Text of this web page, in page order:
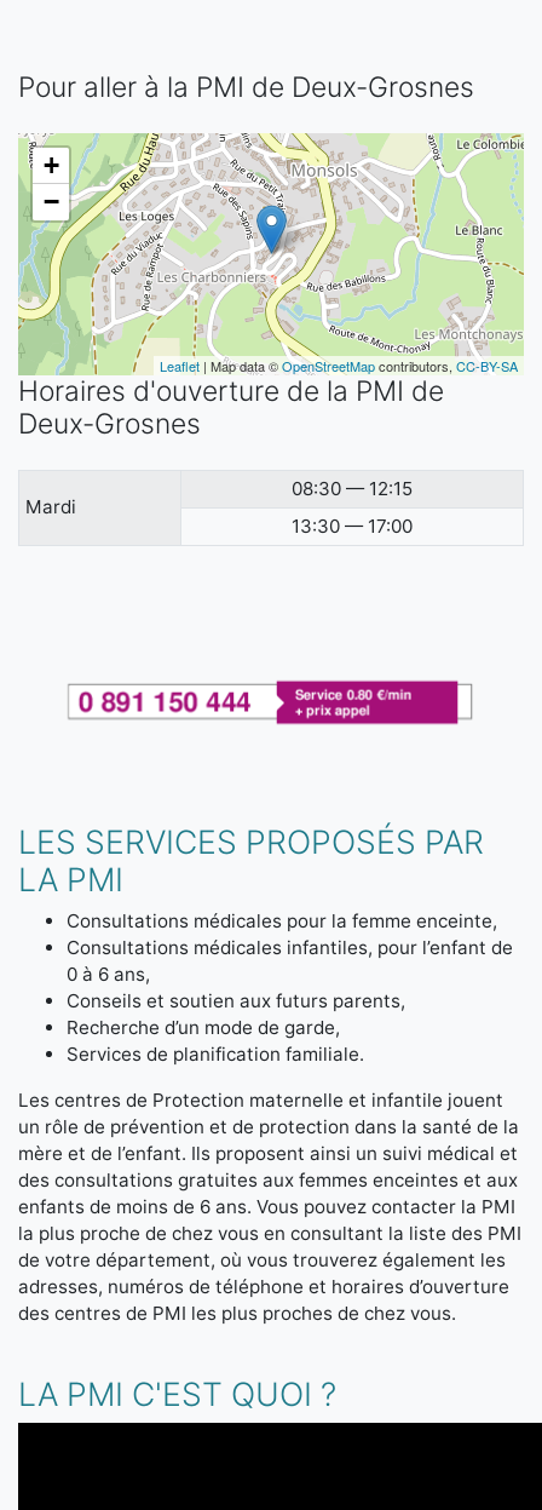
Pour aller à la PMI de Deux-Grosnes
+
−
Leaflet | Map data ©OpenStreetMapcontributors, CC-BY-SA
Horaires d'ouverture de la PMI de
Deux-Grosnes
Mardi
08:30 — 12:15
13:30 — 17:00
LES SERVICES PROPOSÉS PAR
LA PMI
Consultations médicales pour la femme enceinte,
Consultations médicales infantiles, pour l’enfant de
0 à 6 ans,
Conseils et soutien aux futurs parents,
Recherche d’un mode de garde,
Services de planification familiale.
Les centres de Protection maternelle et infantile jouent
un rôle de prévention et de protection dans la santé de la
mère et de l’enfant. Ils proposent ainsi un suivi médical et
des consultations gratuites aux femmes enceintes et aux
enfants de moins de 6 ans. Vous pouvez contacter la PMI
la plus proche de chez vous en consultant la liste des PMI
de votre département, où vous trouverez également les
adresses, numéros de téléphone et horaires d’ouverture
des centres de PMI les plus proches de chez vous.
LA PMI C'EST QUOI ?